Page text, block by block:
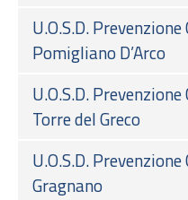
U.O.S.D.
Pomigliano D’Arco
U.O.S.D.
Torre del Greco
U.O.S.D.
Gragnano